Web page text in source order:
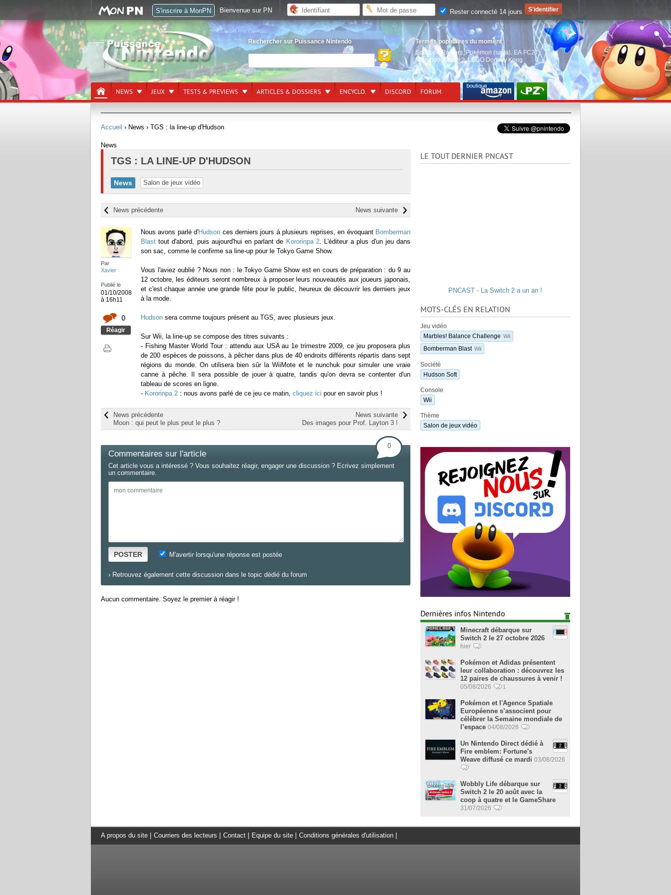
Rechercher sur Puissance Nintendo
Termes populaires du moment
Splatoon Raiders, Pokémon (saga) EA FC27,
Nintendo Switch 2,LEGO Donkey Kong
NEWS JEUX TESTS & PREVIEWS ARTICLES & DOSSIERS ENCYCLO. DISCORD FORUM
Accueil › News › TGS : la line-up d'Hudson
News
TGS : LA LINE-UP D'HUDSON
News Salon de jeux vidéo
News suivante
News précédente
Par
Xavier
Publié le
01/10/2008
à 16h11
0
Réagir
Nous avons parlé d'Hudson ces derniers jours à plusieurs reprises, en évoquant Bomberman
Blast tout d'abord, puis aujourd'hui en parlant de Kororinpa 2. L'éditeur a plus d'un jeu dans
son sac, comme le confirme sa line-up pour le Tokyo Game Show.
Vous l'aviez oublié ? Nous non : le Tokyo Game Show est en cours de préparation : du 9 au
12 octobre, les éditeurs seront nombreux à proposer leurs nouveautés aux joueurs japonais,
et c'est chaque année une grande fête pour le public, heureux de découvrir les derniers jeux
à la mode.
Hudson sera comme toujours présent au TGS, avec plusieurs jeux.
Sur Wii, la line-up se compose des titres suivants :
- Fishing Master World Tour : attendu aux USA au 1e trimestre 2009, ce jeu proposera plus
de 200 espèces de poissons, à pêcher dans plus de 40 endroits différents répartis dans sept
régions du monde. On utilisera bien sûr la WiiMote et le nunchuk pour simuler une vraie
canne à pêche. Il sera possible de jouer à quatre, tandis qu'on devra se contenter d'un
tableau de scores en ligne.
- Kororinpa 2 : nous avons parlé de ce jeu ce matin, cliquez ici pour en savoir plus !
News suivante
Des images pour Prof. Layton 3 !
News précédente
Moon : qui peut le plus peut le plus ?
Commentaires sur l'article
0
Cet article vous a intéressé ? Vous souhaitez réagir, engager une discussion ? Ecrivez simplement
un commentaire.
POSTER M'avertir lorsqu'une réponse est postée
› Retrouvez également cette discussion dans le topic dédié du forum
Aucun commentaire. Soyez le premier à réagir !
LE TOUT DERNIER PNCAST
PNCAST - La Switch 2 a un an !
MOTS-CLÉS EN RELATION
Jeu vidéo
Marbles! Balance Challenge Wii
Bomberman Blast Wii
Société
Hudson Soft
Console
Wii
Thème
Salon de jeux vidéo
Dernières infos Nintendo
Minecraft débarque sur
Switch 2 le 27 octobre 2026
hier
Pokémon et Adidas présentent
leur collaboration : découvrez les
12 paires de chaussures à venir !
05/08/2026 1
Pokémon et l'Agence Spatiale
Européenne s’associent pour
célébrer la Semaine mondiale de
l’espace 04/08/2026
Un Nintendo Direct dédié à
Fire emblem: Fortune's
Weave diffusé ce mardi 03/08/2026
Wobbly Life débarque sur
Switch 2 le 20 août avec la
coop à quatre et le GameShare
31/07/2026
A propos du site Courriers des lecteurs Contact Equipe du site Conditions générales d'utilisation
S'inscrire à MonPN Bienvenue sur PN Rester connecté 14 jours